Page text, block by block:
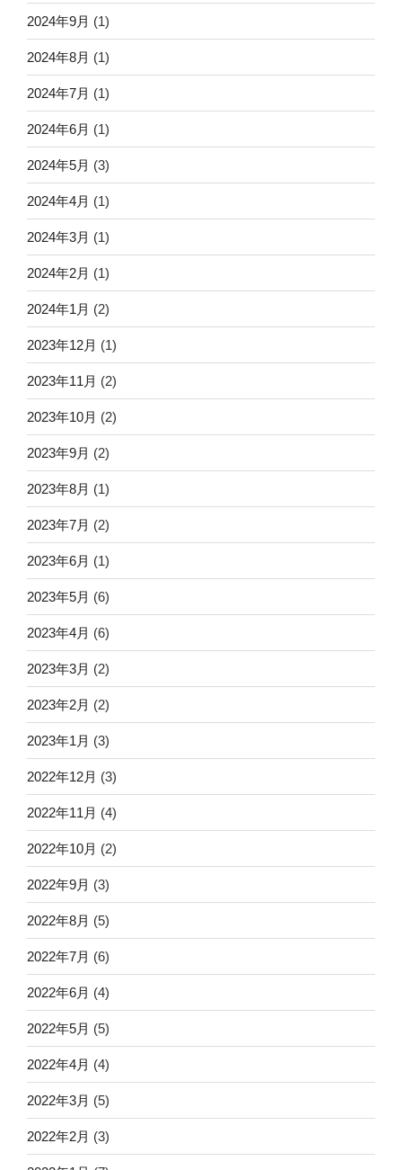
2024年9月 (1)
2024年8月 (1)
2024年7月 (1)
2024年6月 (1)
2024年5月 (3)
2024年4月 (1)
2024年3月 (1)
2024年2月 (1)
2024年1月 (2)
2023年12月 (1)
2023年11月 (2)
2023年10月 (2)
2023年9月 (2)
2023年8月 (1)
2023年7月 (2)
2023年6月 (1)
2023年5月 (6)
2023年4月 (6)
2023年3月 (2)
2023年2月 (2)
2023年1月 (3)
2022年12月 (3)
2022年11月 (4)
2022年10月 (2)
2022年9月 (3)
2022年8月 (5)
2022年7月 (6)
2022年6月 (4)
2022年5月 (5)
2022年4月 (4)
2022年3月 (5)
2022年2月 (3)